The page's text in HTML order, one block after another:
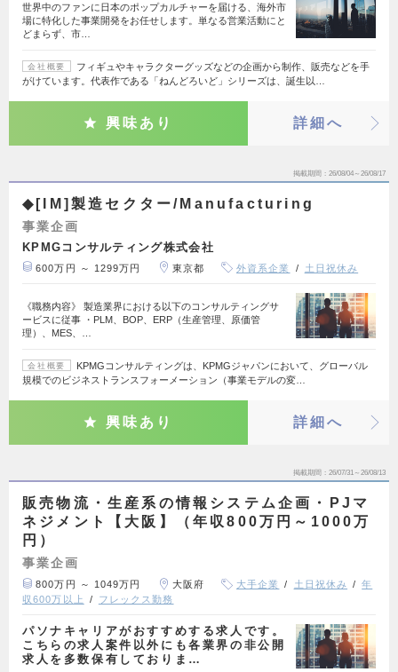
世界中のファンに日本のポップカルチャーを届ける、海外市
場に特化した事業開発をお任せします。単なる営業活動にと
どまらず、市…
会社概要
フィギュやキャラクターグッズなどの企画から制作、販売などを手
がけています。代表作である「ねんどろいど」シリーズは、誕生以…
興味あり 詳細へ
掲載期間 26/08/04～26/08/17
◆[IM]製造セクター/Manufacturing
事業企画
KPMGコンサルティング株式会社
600万円 ～ 1299万円 東京都 外資系企業 土日祝休み
《職務内容》 製造業界における以下のコンサルティングサ
ービスに従事 ・PLM、BOP、ERP（生産管理、原価管
理）、MES、…
会社概要
KPMGコンサルティングは、KPMGジャパンにおいて、グローバル
規模でのビジネストランスフォーメーション（事業モデルの変…
興味あり 詳細へ
掲載期間 26/07/31～26/08/13
販売物流・生産系の情報システム企画・PJマ
ネジメント【大阪】（年収800万円～1000万
円）
事業企画
800万円 ～ 1049万円 大阪府 大手企業 土日祝休み
年
収600万以上
フレックス勤務
パソナキャリアがおすすめする求人です。
こちらの求人案件以外にも各業界の非公開
求人を多数保有しておりま…